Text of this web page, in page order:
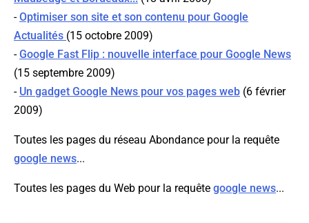
-Optimiser son site et son contenu pour Google
Actualités (15 octobre 2009)
-Google Fast Flip : nouvelle interface pour Google News
(15 septembre 2009)
- Un gadget Google News pour vos pages web (6 février
2009)
Toutes les pages du réseau Abondance pour la requête
google news...
Toutes les pages du Web pour la requête google news...